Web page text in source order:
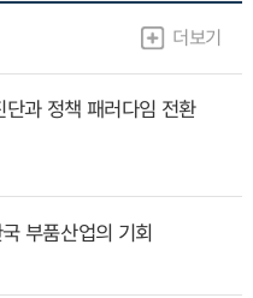
더보기
과 정책 패러다임 전환
부품산업의 기회